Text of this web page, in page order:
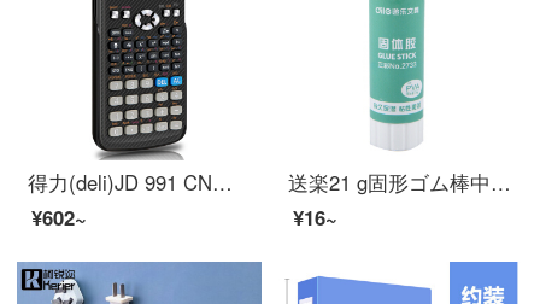
得力(deli)JD 991 CN中国語版双電源科学関数計算機コンピュータ中/大学教程奥数物理競争会計試験は大学院受験を使って計算します。
¥602~
送楽21 g固形ゴム棒中号学生事務用品子供手作り接着剤
¥16~